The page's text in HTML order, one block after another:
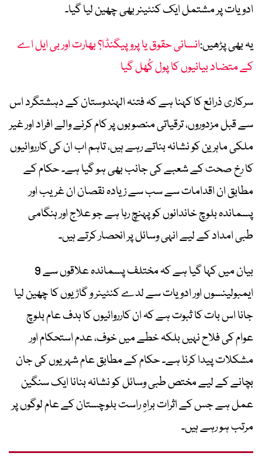
ادویات پر مشتمل ایک کنٹینر بھی چھین لیا گیا۔
یہ بھی پڑھیں:انسانی حقوق یا پروپیگنڈا؟ بھارت اور بی ایل اے
کے متضاد بیانیوں کا پول کُھل گیا
سرکاری ذرائع کا کہنا ہے کہ فتنہ الہندوستان کے دہشتگرد اس
سے قبل مزدوروں، ترقیاتی منصوبوں پر کام کرنے والے افراد اور غیر
ملکی ماہرین کو نشانہ بناتے رہے ہیں، تاہم اب ان کی کارروائیوں
کا رخ صحت کے شعبے کی جانب بھی ہو گیا ہے۔ حکام کے
مطابق ان اقدامات سے سب سے زیادہ نقصان ان غریب اور
پسماندہ بلوچ خاندانوں کو پہنچ رہا ہے جو علاج اور ہنگامی
طبی امداد کے لیے انہی وسائل پر انحصار کرتے ہیں۔
بیان میں کہا گیا ہے کہ مختلف پسماندہ علاقوں سے 9
ایمبولینسوں اور ادویات سے لدے کنٹینر و گاڑیوں کا چھین لیا
جانا اس بات کا ثبوت ہے کہ ان کارروائیوں کا ہدف عام بلوچ
عوام کی فلاح نہیں بلکہ خطے میں خوف، عدم استحکام اور
مشکلات پیدا کرنا ہے۔ حکام کے مطابق عام شہریوں کی جان
بچانے کے لیے مختص طبی وسائل کو نشانہ بنانا ایک سنگین
عمل ہے جس کے اثرات براہِ راست بلوچستان کے عام لوگوں پر
مرتب ہو رہے ہیں۔